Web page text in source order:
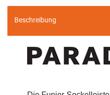
Beschreibung